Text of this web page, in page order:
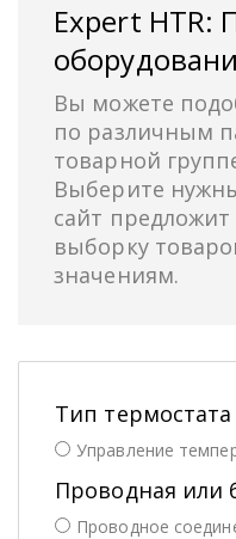
Expert HTR:
Вы можете
по различным
товарной
Выберите
сайт
выборку
значениям.
Тип термостата
Управление
Проводная или
Проводное